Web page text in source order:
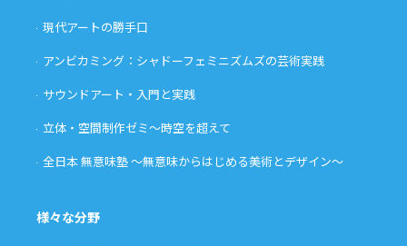
現代アートの勝手口
アンビカミング：シャドーフェミニズムズの芸術実践
サウンドアート・入門と実践
立体・空間制作ゼミ〜時空を超えて
全日本 無意味塾 〜無意味からはじめる美術とデザイン〜
様々な分野